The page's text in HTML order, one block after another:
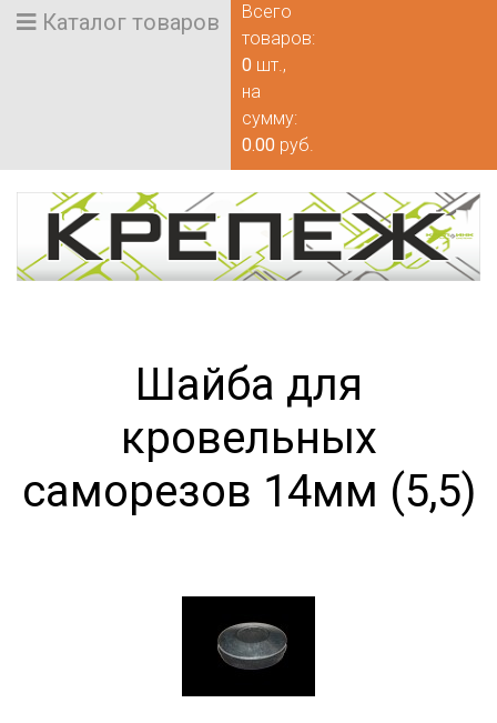
Каталог товаров
Всего
товаров:
0 шт.,
на
сумму:
0.00 руб.
Шайба для
кровельных
саморезов 14мм (5,5)